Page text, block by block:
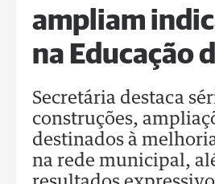
ampliam
na Educação
Secretária destaca
construções,
destinados à
na rede municipal,